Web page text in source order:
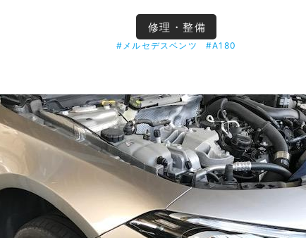
修理・整備
#メルセデスベンツ #A180